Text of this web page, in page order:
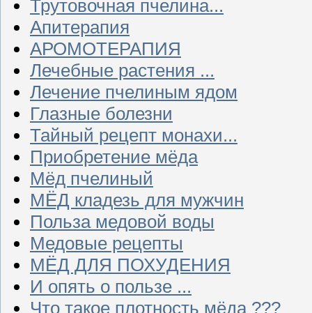
Трутовочная пчелина...
Апитерапия
АРОМОТЕРАПИЯ
Лечебные растения ...
Лечение пчелиным ядом
Глазные болезни
Тайный рецепт монахи...
Приобретение мёда
Мёд пчелиный
МЁД кладезь для мужчин
Польза медовой воды
Медовые рецепты
МЁД ДЛЯ ПОХУДЕНИЯ
И опять о пользе ...
Что такое плотность мёда ???